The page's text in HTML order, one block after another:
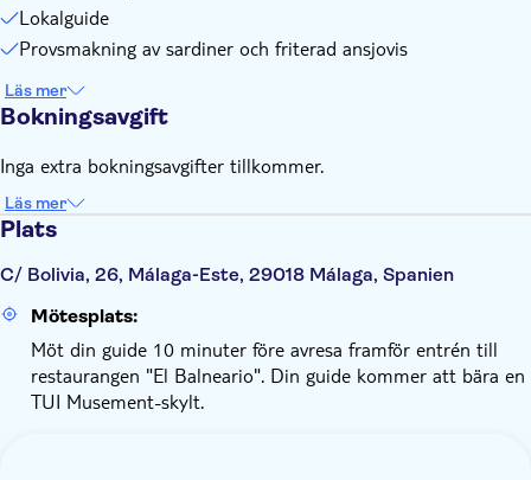
Lokalguide
Provsmakning av sardiner och friterad ansjovis
Läs mer
Bokningsavgift
Inga extra bokningsavgifter tillkommer.
Läs mer
Plats
C/ Bolivia, 26, Málaga-Este, 29018 Málaga, Spanien
Mötesplats:
Möt din guide 10 minuter före avresa framför entrén till
restaurangen "El Balneario". Din guide kommer att bära en
TUI Musement-skylt.